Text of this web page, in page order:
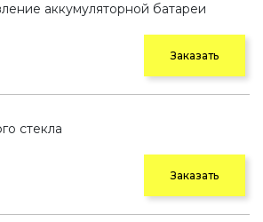
аккумуляторной батареи
Заказать
стекла
Заказать